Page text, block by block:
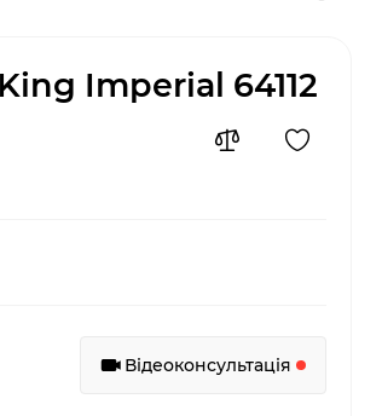
Imperial 64112
Відеоконсультація